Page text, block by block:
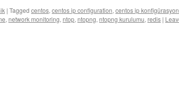
| Tagged centos, centos ip configuration, centos ip
, network monitoring, ntop, ntopng, ntopng kurulumu, redis |